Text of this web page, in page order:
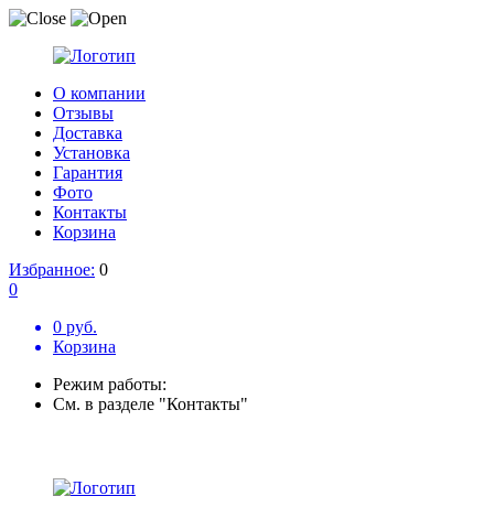
О компании
Отзывы
Доставка
Установка
Гарантия
Фото
Контакты
Корзина
Избранное: 0
0
0 руб.
Корзина
Режим работы:
См. в разделе "Контакты"